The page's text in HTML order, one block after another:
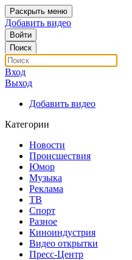
Раскрыть меню
Добавить видео
Войти
Поиск
Вход
Выход
Добавить видео
Категории
Новости
Происшествия
Юмор
Музыка
Реклама
ТВ
Спорт
Разное
Киноиндустрия
Видео открытки
Пресс-Центр